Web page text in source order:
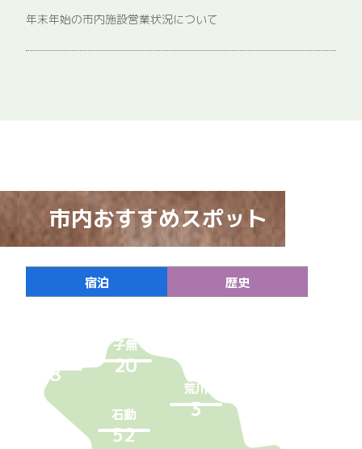
年末年始の市内施設営業状況について
市内おすすめスポット
イベント・祭り お買い物
グルメ メルヘン建築
その他 体験
宿泊 歴史
8
埴生 石動
52
子無
20
18
荒川
3